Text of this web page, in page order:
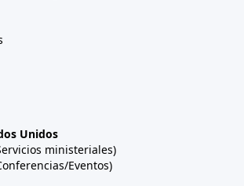
Unidos
ministeriales)
Eventos)